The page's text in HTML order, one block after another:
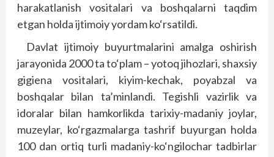
harakatlanish vositalari va boshqalarni taqdim
etgan holda ijtimoiy yordam ko‘rsatildi.
Davlat ijtimoiy buyurtmalarini amalga oshirish
jarayonida 2000 ta to‘plam – yotoq jihozlari, shaxsiy
gigiena vositalari, kiyim-kechak, poyabzal va
boshqalar bilan ta’minlandi. Tegishli vazirlik va
idoralar bilan hamkorlikda tarixiy-madaniy joylar,
muzeylar, ko‘rgazmalarga tashrif buyurgan holda
100 dan ortiq turli madaniy-ko‘ngilochar tadbirlar